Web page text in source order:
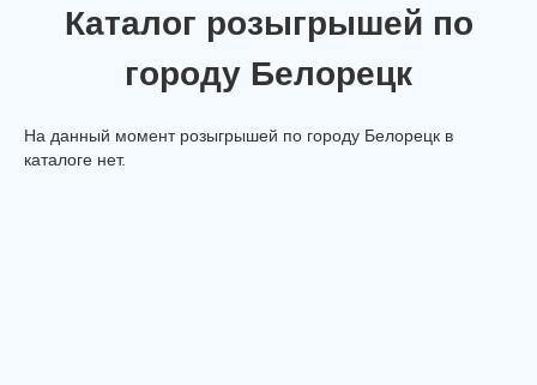
Каталог розыгрышей по
городу Белорецк
На данный момент розыгрышей по городу Белорецк в
каталоге нет.